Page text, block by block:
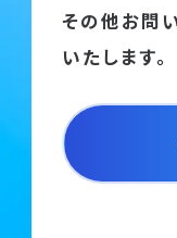
その他お問
いたします。